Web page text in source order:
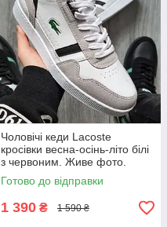
Чоловічі кеди Lacoste
кросівки весна-осінь-літо білі
з червоним. Живе фото.
Туреччина. Топ
Готово до відправки
1 390 ₴ 1 590 ₴